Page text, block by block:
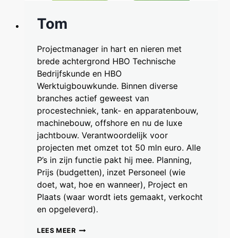
Tom
Projectmanager in hart en nieren met
brede achtergrond HBO Technische
Bedrijfskunde en HBO
Werktuigbouwkunde. Binnen diverse
branches actief geweest van
procestechniek, tank- en apparatenbouw,
machinebouw, offshore en nu de luxe
jachtbouw. Verantwoordelijk voor
projecten met omzet tot 50 mln euro. Alle
P’s in zijn functie pakt hij mee. Planning,
Prijs (budgetten), inzet Personeel (wie
doet, wat, hoe en wanneer), Project en
Plaats (waar wordt iets gemaakt, verkocht
en opgeleverd).
LEES MEERTOM